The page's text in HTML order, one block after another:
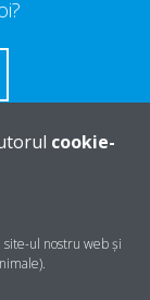
cookie-
ul nostru web și